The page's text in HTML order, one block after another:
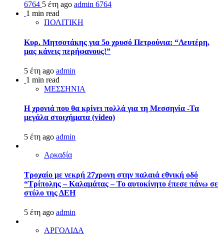
6764 5 έτη ago admin 6764
1 min read
ΠΟΛΙΤΙΚΗ
Κυρ. Μητσοτάκης για 5ο χρυσό Πετρούνια: “Λευτέρη,
μας κάνεις περήφανους!”
5 έτη ago admin
1 min read
ΜΕΣΣΗΝΙΑ
Η χρονιά που θα κρίνει πολλά για τη Μεσσηνία -Τα
μεγάλα στοιχήματα (video)
5 έτη ago admin
Αρκαδία
Τροχαίο με νεκρή 27χρονη στην παλαιά εθνική οδό
“Τρίπολης – Καλαμάτας – Το αυτοκίνητο έπεσε πάνω σε
στύλο της ΔΕΗ
5 έτη ago admin
ΑΡΓΟΛΙΔΑ